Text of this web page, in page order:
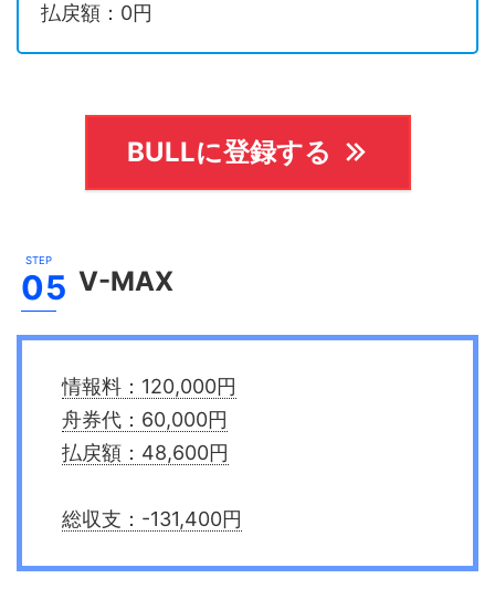
払戻額：0円
BULLに登録する
V-MAX
情報料：120,000円
舟券代：60,000円
払戻額：48,600円
総収支：-131,400円